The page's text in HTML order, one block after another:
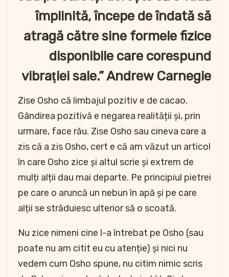
împlinită, începe de îndată să
atragă către sine formele fizice
disponibile care corespund
vibraţiei sale.” Andrew Carnegie
Zise Osho că limbajul pozitiv e de cacao.
Gândirea pozitivă e negarea realității și, prin
urmare, face rău. Zise Osho sau cineva care a
zis că a zis Osho, cert e că am văzut un articol
în care Osho zice și altul scrie și extrem de
mulți alții dau mai departe. Pe principiul pietrei
pe care o aruncă un nebun în apă și pe care
alții se străduiesc ulterior să o scoată.
Nu zice nimeni cine l-a întrebat pe Osho (sau
poate nu am citit eu cu atenție) și nici nu
vedem cum Osho spune, nu citim nimic scris